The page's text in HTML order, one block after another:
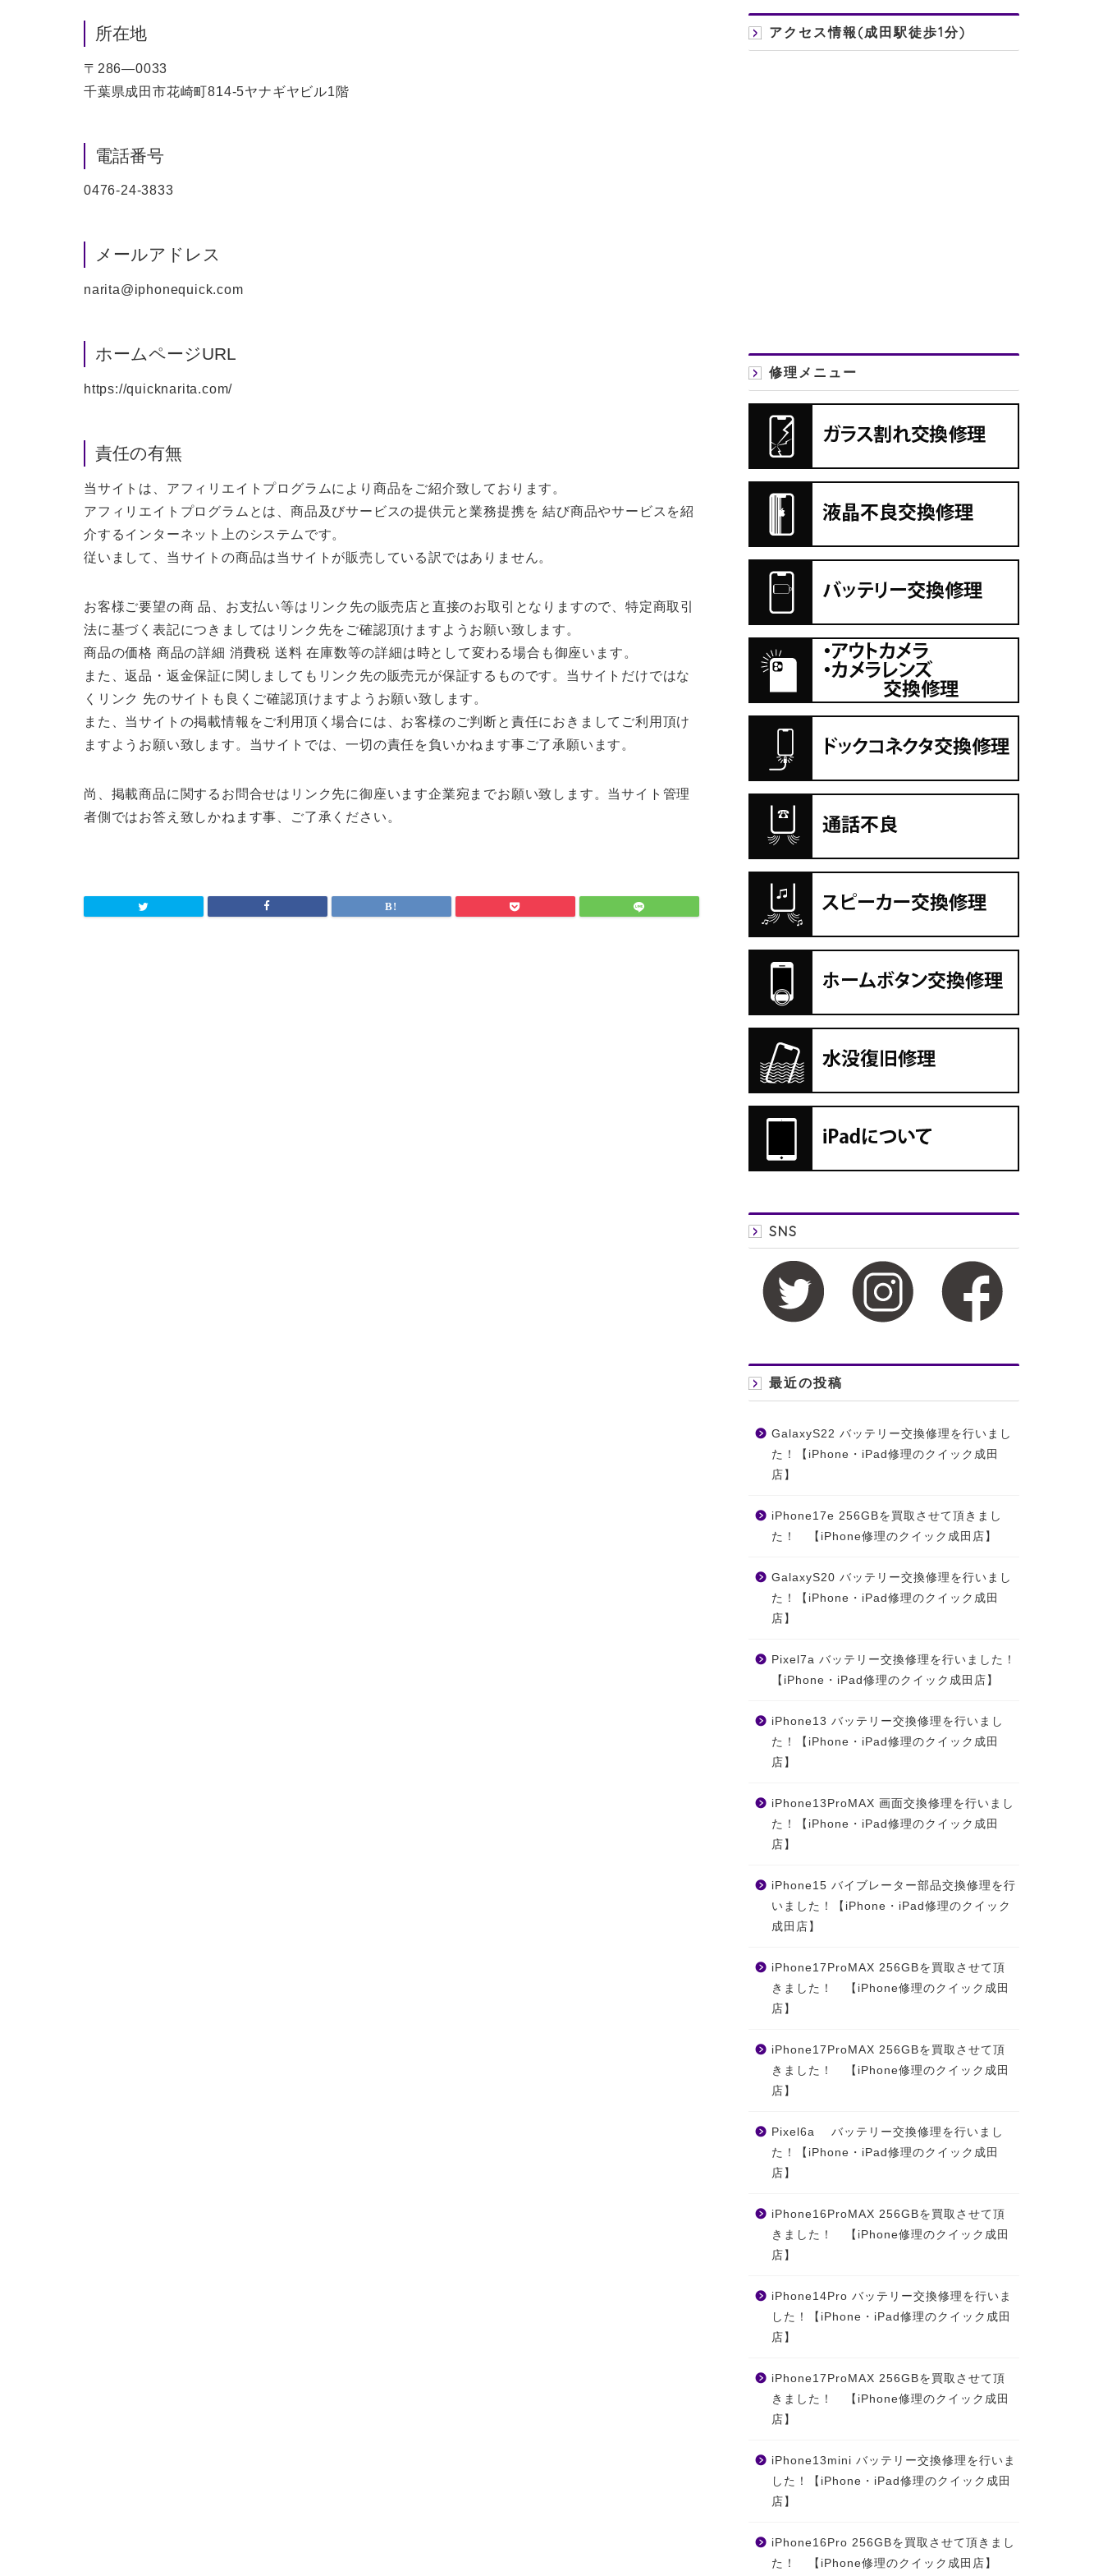
所在地
〒286―0033
千葉県成田市花崎町814-5ヤナギヤビル1階
電話番号
0476-24-3833
メールアドレス
narita@iphonequick.com
ホームページURL
https://quicknarita.com/
責任の有無
当サイトは、アフィリエイトプログラムにより商品をご紹介致しております。
アフィリエイトプログラムとは、商品及びサービスの提供元と業務提携を 結び商品やサービスを紹
介するインターネット上のシステムです。
従いまして、当サイトの商品は当サイトが販売している訳ではありません。
お客様ご要望の商 品、お支払い等はリンク先の販売店と直接のお取引となりますので、特定商取引
法に基づく表記につきましてはリンク先をご確認頂けますようお願い致します。
商品の価格 商品の詳細 消費税 送料 在庫数等の詳細は時として変わる場合も御座います。
また、返品・返金保証に関しましてもリンク先の販売元が保証するものです。当サイトだけではな
くリンク 先のサイトも良くご確認頂けますようお願い致します。
また、当サイトの掲載情報をご利用頂く場合には、お客様のご判断と責任におきましてご利用頂け
ますようお願い致します。当サイトでは、一切の責任を負いかねます事ご了承願います。
尚、掲載商品に関するお問合せはリンク先に御座います企業宛までお願い致します。当サイト管理
者側ではお答え致しかねます事、ご了承ください。
アクセス情報(成田駅徒歩1分)
修理メニュー
SNS
最近の投稿
GalaxyS22 バッテリー交換修理を行いまし
た！【iPhone・iPad修理のクイック成田
店】
iPhone17e 256GBを買取させて頂きまし
た！ 【iPhone修理のクイック成田店】
GalaxyS20 バッテリー交換修理を行いまし
た！【iPhone・iPad修理のクイック成田
店】
Pixel7a バッテリー交換修理を行いました！
【iPhone・iPad修理のクイック成田店】
iPhone13 バッテリー交換修理を行いまし
た！【iPhone・iPad修理のクイック成田
店】
iPhone13ProMAX 画面交換修理を行いまし
た！【iPhone・iPad修理のクイック成田
店】
iPhone15 バイブレーター部品交換修理を行
いました！【iPhone・iPad修理のクイック
成田店】
iPhone17ProMAX 256GBを買取させて頂
きました！ 【iPhone修理のクイック成田
店】
iPhone17ProMAX 256GBを買取させて頂
きました！ 【iPhone修理のクイック成田
店】
Pixel6a バッテリー交換修理を行いまし
た！【iPhone・iPad修理のクイック成田
店】
iPhone16ProMAX 256GBを買取させて頂
きました！ 【iPhone修理のクイック成田
店】
iPhone14Pro バッテリー交換修理を行いま
した！【iPhone・iPad修理のクイック成田
店】
iPhone17ProMAX 256GBを買取させて頂
きました！ 【iPhone修理のクイック成田
店】
iPhone13mini バッテリー交換修理を行いま
した！【iPhone・iPad修理のクイック成田
店】
iPhone16Pro 256GBを買取させて頂きまし
た！ 【iPhone修理のクイック成田店】